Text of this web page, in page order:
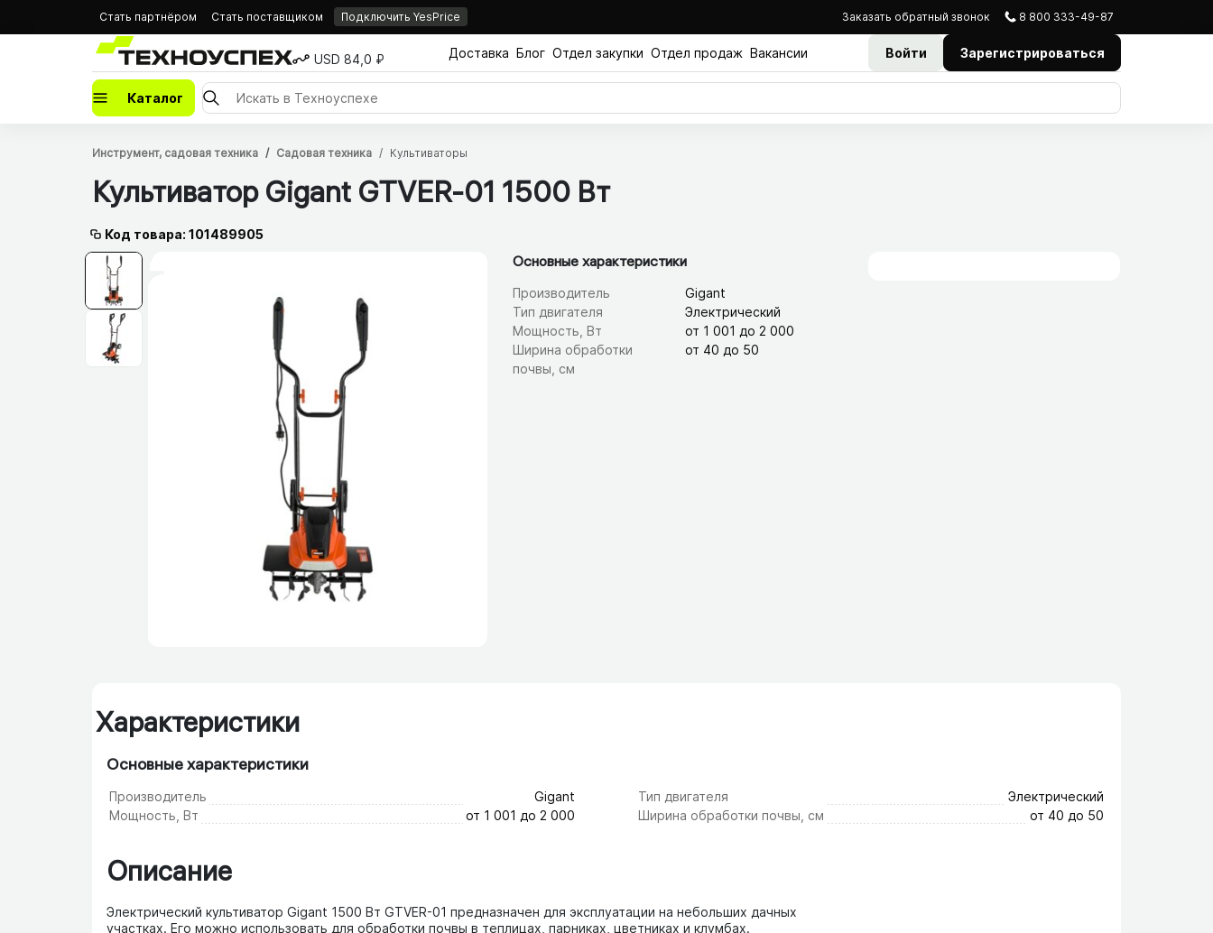
Стать партнёром Стать поставщиком Подключить YesPrice Заказать обратный звонок 8 800 333-49-87
USD 84,0 ₽ Доставка Блог Отдел закупки Отдел продаж Вакансии Войти Зарегистрироваться
Каталог
Инструмент, садовая техника Садовая техника Культиваторы
Культиватор Gigant GTVER-01 1500 Вт
Код товара: 101489905
Основные характеристики
Производитель
Gigant
Тип двигателя
Электрический
Мощность, Вт
от 1 001 до 2 000
Ширина обработки
почвы, см
от 40 до 50
Характеристики
Основные характеристики
Производитель Gigant Тип двигателя
Электрический
Мощность, Вт
от 1 001 до 2 000 Ширина обработки почвы, см от 40 до 50
Описание
Электрический культиватор Gigant 1500 Вт GTVER-01 предназначен для эксплуатации на небольших дачных
участках. Его можно использовать для обработки почвы в теплицах, парниках, цветниках и клумбах.